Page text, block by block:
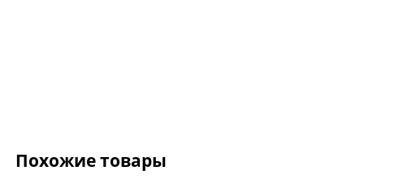
Похожие товары